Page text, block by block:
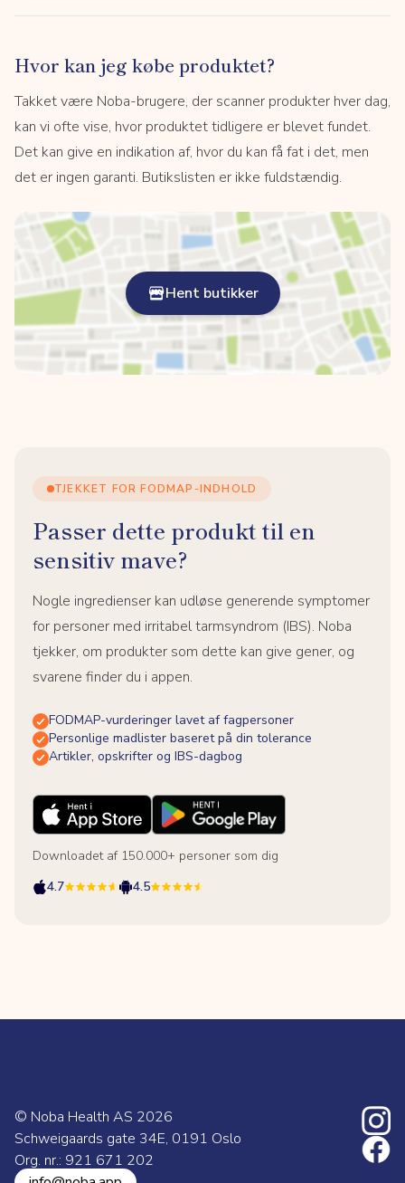
Hvor kan jeg købe produktet?
Takket være Noba-brugere, der scanner produkter hver dag,
kan vi ofte vise, hvor produktet tidligere er blevet fundet.
Det kan give en indikation af, hvor du kan få fat i det, men
det er ingen garanti. Butikslisten er ikke fuldstændig.
Hent butikker
TJEKKET FOR FODMAP-INDHOLD
Passer dette produkt til en
sensitiv mave?
Nogle ingredienser kan udløse generende symptomer
for personer med irritabel tarmsyndrom (IBS). Noba
tjekker, om produkter som dette kan give gener, og
svarene finder du i appen.
FODMAP-vurderinger lavet af fagpersoner
Personlige madlister baseret på din tolerance
Artikler, opskrifter og IBS-dagbog
Downloadet af 150.000+ personer som dig
4.7
4.5
© Noba Health AS 2026
Schweigaards gate 34E, 0191 Oslo
Org. nr.: 921 671 202